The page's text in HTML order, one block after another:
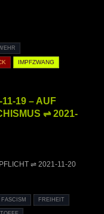
IMPFZWANG
19 – AUF
⇌ 2021-
⇌ 2021-11-20
FASCISM FREIHEIT